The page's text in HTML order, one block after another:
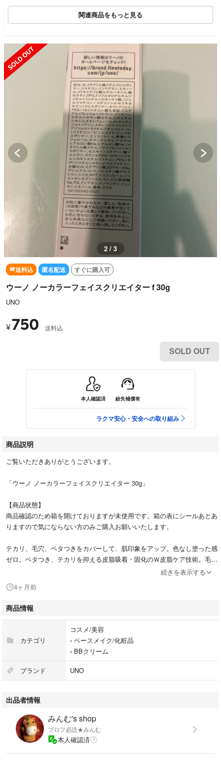
関連商品をもっと見る
SOLD OUT
2 / 3
送料込 匿名配送 すぐに購入可
ウーノ ノーカラーフェイスクリエイター f 30g
UNO
¥750 送料込
SOLD OUT
本人確認済 紛失補償有
ラクマ安心・安全への取り組み
商品説明
ご覧いただきありがとうございます。
「ウーノ ノーカラーフェイスクリエイター 30g」
【商品状態】
商品確認のため箱を開けておりますが未使用です。箱の表にシールあとあ
りますので気にならない方のみご購入お願いいたします。
テカリ、毛穴、ベタつきをカバーして、肌印象をアップ。色なし塗った感
ゼロ。ベタつき、テカリを抑える皮脂吸着・固化のＷ皮脂ケア技術。毛穴
目立ちを抑える毛穴補正パウダー配合。うるおい成分Ｗヒアルロン酸＊配
タつかない。洗顔料で落とせる。
#ウーノ
#コスメ/美容
#ベースメイク/化粧品
#メイクアップ
続きを表示する
4ヶ月前
商品情報
カテゴリ
コスメ/美容
› ベースメイク/化粧品
› BBクリーム
ブランド UNO
出品者情報
みんむ's shop
プロフ必読★みんむ
本人確認済